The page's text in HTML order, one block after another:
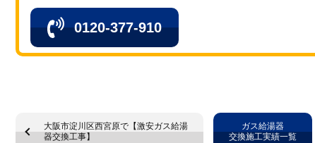
0120-377-910
大阪市淀川区西宮原で【激安ガス給湯
器交換工事】
ガス給湯器
交換施工実績一覧